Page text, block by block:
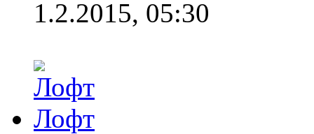
1.2.2015, 05:30
Лофт